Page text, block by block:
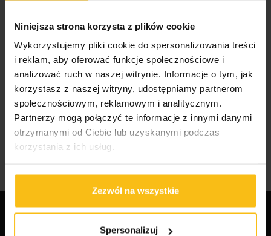
Niniejsza strona korzysta z plików cookie
Wykorzystujemy pliki cookie do spersonalizowania treści
i reklam, aby oferować funkcje społecznościowe i
analizować ruch w naszej witrynie. Informacje o tym, jak
korzystasz z naszej witryny, udostępniamy partnerom
społecznościowym, reklamowym i analitycznym.
Partnerzy mogą połączyć te informacje z innymi danymi
otrzymanymi od Ciebie lub uzyskanymi podczas
korzystania z ich usług.
Zezwól na wszystkie
Spersonalizuj
STREFA WIEDZY
Odżywki, witaminy i minerały dla sportowców i
amatorów
Suplementy dla mężczyzn i kobiet
Jak wybrać odpowiednie odżywki dla
sportowców?
Najlepsze suplementy dla sportowców